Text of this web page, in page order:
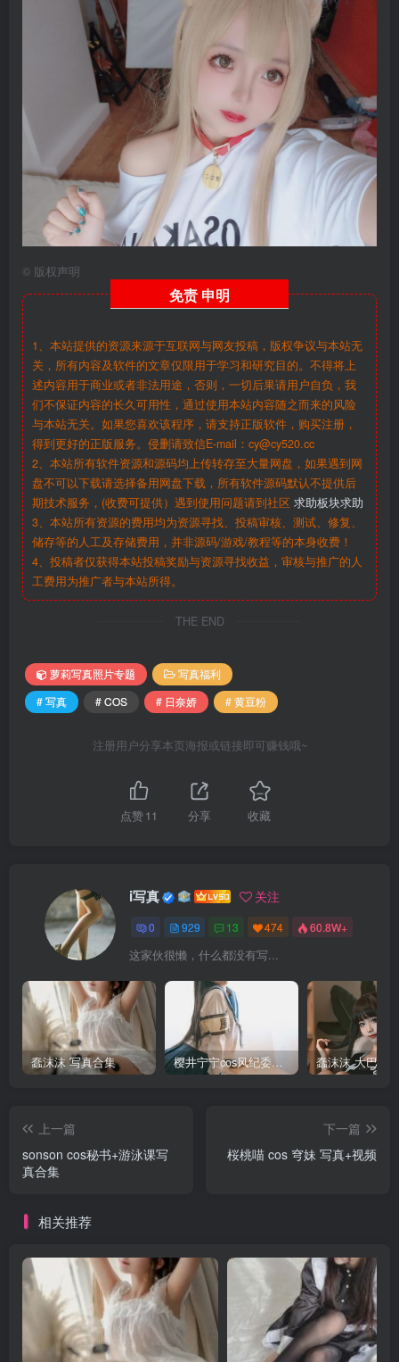
© 版权声明
免责 申明
1、本站提供的资源来源于互联网与网友投稿，版权争议与本站无
关，所有内容及软件的文章仅限用于学习和研究目的。不得将上
述内容用于商业或者非法用途，否则，一切后果请用户自负，我
们不保证内容的长久可用性，通过使用本站内容随之而来的风险
与本站无关。如果您喜欢该程序，请支持正版软件，购买注册，
得到更好的正版服务。侵删请致信E-mail：cy@cy520.cc
2、本站所有软件资源和源码均上传转存至大量网盘，如果遇到网
盘不可以下载请选择备用网盘下载，所有软件源码默认不提供后
期技术服务，(收费可提供）遇到使用问题请到社区 求助板块求助
3、本站所有资源的费用均为资源寻找、投稿审核、测试、修复、
储存等的人工及存储费用，并非源码/游戏/教程等的本身收费！
4、投稿者仅获得本站投稿奖励与资源寻找收益，审核与推广的人
工费用为推广者与本站所得。
THE END
萝莉写真照片专题
写真福利
# 写真
# COS # 日奈娇 # 黄豆粉
注册用户分享本页海报或链接即可赚钱哦~
点赞11 分享 收藏
i写真 关注
0 929 13 474 60.8W+
这家伙很懒，什么都没有写...
蠢沫沫 写真合集 樱井宁宁cos风纪委员写真套图
上一篇
sonson cos秘书+游泳课写
真合集
下一篇
桜桃喵 cos 穹妹 写真+视频
相关推荐